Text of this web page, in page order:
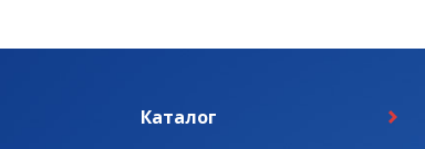
Каталог